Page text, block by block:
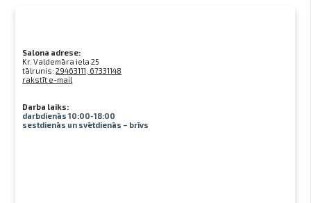
Salona adrese:
Kr. Valdemāra iela 25
tālrunis:29463111, 67331148
rakstīt e-mail
Darba laiks:
darbdienās 10:00-18:00
sestdienās un svētdienās – brīvs